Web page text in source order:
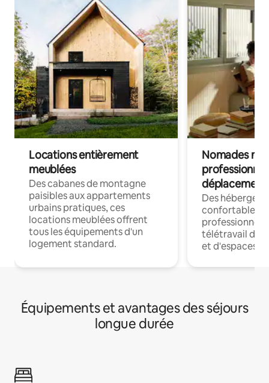
Locations entièrement
meublées
Des cabanes de montagne
paisibles aux appartements
urbains pratiques, ces
locations meublées offrent
tous les équipements d'un
logement standard.
Nomades
déplacement
Des
confortables
professionnels
télétravail
et d'espaces
Équipements et avantages des séjours
longue durée